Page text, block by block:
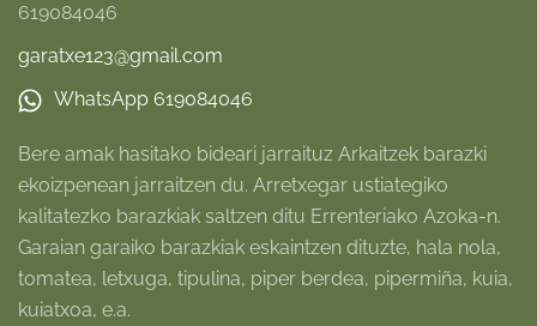
619084046
garatxe123@gmail.com
WhatsApp 619084046
Bere amak hasitako bideari jarraituz Arkaitzek barazki
ekoizpenean jarraitzen du. Arretxegar ustiategiko
kalitatezko barazkiak saltzen ditu Errenteriako Azoka-n.
Garaian garaiko barazkiak eskaintzen dituzte, hala nola,
tomatea, letxuga, tipulina, piper berdea, pipermiña, kuia,
kuiatxoa, e.a.